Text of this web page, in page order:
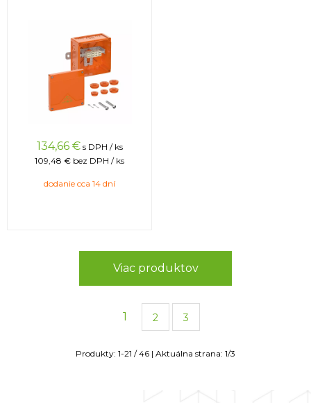
134,66 € s DPH / ks
109,48 € bez DPH / ks
dodanie cca 14 dní
Viac produktov
1 2 3
Produkty: 1-21 /46 | Aktuálna strana: 1/3